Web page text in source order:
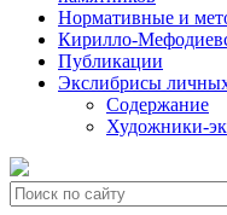
Нормативные и
Кирилло-
Публикации
Экслибрисы
Содержание
Художники-